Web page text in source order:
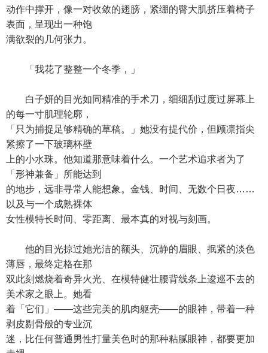
动作中撑开，像一对收敛的翅膀，紧绷的臀大肌挤压着椅子
表面，呈现出一种饱
满欲裂的几何张力。
「我花了整整一个冬季，」
白子妍的目光如同精准的手术刀，细细刮过度过屏幕上
的每一寸肌理轮廓，
「只为捕捉足够精确的草稿。」她没有提代价，但顾凛指尖
紧擦了一下玻璃杯壁
上的小水珠。他知道那意味着什么。一个艺术追求者为了
「形神兼备」所能达到
的地步，远非寻常人能想象。金钱、时间、无数个日夜……
以及与一个成熟裸体
女性模特长时间、零距离、最本真的对视与刻画。
他的目光掠过她光洁的额头、沉静的眉眼、抿紧的淡色
薄唇，最终定格在那
双此刻燃烧着奇异火光、在模特健壮腰背线条上逡巡不去的
美术家之眼上。她看
着「它们」——这些完美的肌肉躯壳——的眼神，带着一种
剥皮剔骨般的专业沉
迷，比任何普通男性打量美色时的那种粘腻眼神，都要更加